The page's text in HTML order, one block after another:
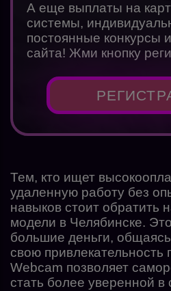
А еще выплаты на
системы,
постоянные конкурсы
сайта! Жми кнопку
Тем, кто ищет
удаленную работу без
навыков стоит обратить
модели в Челябинске.
большие деньги,
свою привлекательность
Webcam позволяет
стать более уверенной в